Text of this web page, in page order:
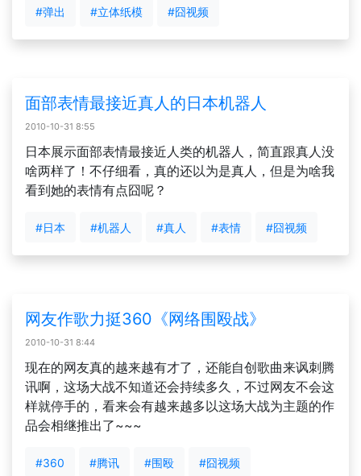
#弹出 #立体纸模 #囧视频
面部表情最接近真人的日本机器人
2010-10-31 8:55
日本展示面部表情最接近人类的机器人，简直跟真人没
啥两样了！不仔细看，真的还以为是真人，但是为啥我
看到她的表情有点囧呢？
#日本 #机器人 #真人 #表情 #囧视频
网友作歌力挺360《网络围殴战》
2010-10-31 8:44
现在的网友真的越来越有才了，还能自创歌曲来讽刺腾
讯啊，这场大战不知道还会持续多久，不过网友不会这
样就停手的，看来会有越来越多以这场大战为主题的作
品会相继推出了~~~
#360 #腾讯 #围殴 #囧视频